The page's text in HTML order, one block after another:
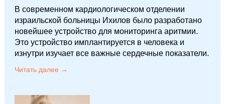
В современном кардиологическом отделении
израильской больницы Ихилов было разработано
новейшее устройство для мониторинга аритмии.
Это устройство имплантируется в человека и
изнутри изучает все важные сердечные показатели.
Читать далее →